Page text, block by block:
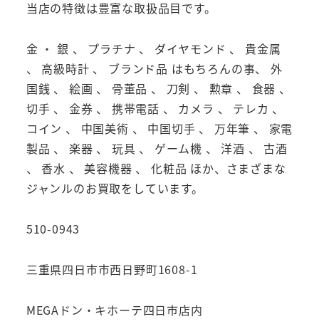
当店の特徴は豊富な取扱品目です。
金 ・ 銀 、 プラチナ 、 ダイヤモンド 、 貴金属
、 高級時計 、 ブランド品 はもちろんの事、 外
国銭 、 絵画 、 骨董品 、 刀剣 、 勲章 、 食器 、
切手 、 金券 、 携帯電話 、 カメラ 、 テレカ 、
コイン 、 中国美術 、 中国切手 、 万年筆 、 家電
製品 、 楽器 、 玩具 、 ゲーム機 、 洋酒 、 古酒
、 香水 、 美容機器 、 化粧品 ほか、さまざまな
ジャンルのお買取をしています。
510-0943
三重県四日市市西日野町1608-1
MEGAドン・キホーテ四日市店内